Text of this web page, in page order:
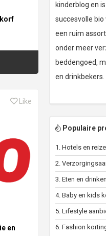
Like
en
kinderblog en
succesvolle
een ruim
onder meer
beddengoed,
en drinkbekers.
Populaire
1. Hotels en
2.
3. Eten en
4. Baby en kids
5. Lifestyle
6. Fashion